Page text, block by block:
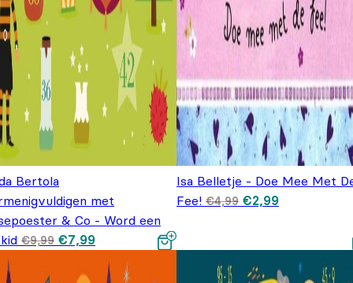
Bertola
met
& Co - Word een
€9,99 Oorspronkelijke
prijs was: €9,99.
€7,99Huidige prijs
is: €7,99.
Isa Belletje - Doe Mee Met
Fee! €4,99 Oorspronkelijke
was: €4,99.
€2,99Huidige
€2,99.